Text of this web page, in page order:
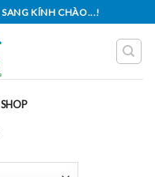
KÍNH CHÀO...!
SHOP